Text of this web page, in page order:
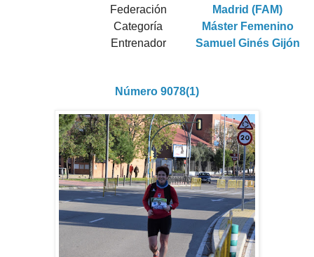
Federación
Madrid (FAM)
Categoría
Máster Femenino
Entrenador
Samuel Ginés Gijón
Número 9078(1)